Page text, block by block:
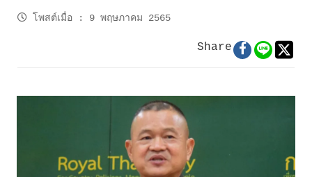
โพสต์เมื่อ : 9 พฤษภาคม 2565
Share